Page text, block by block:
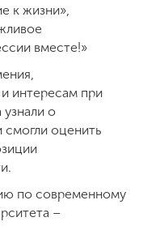
к жизни»,
вместе!»
интересам при
о
оценить
по современному
–